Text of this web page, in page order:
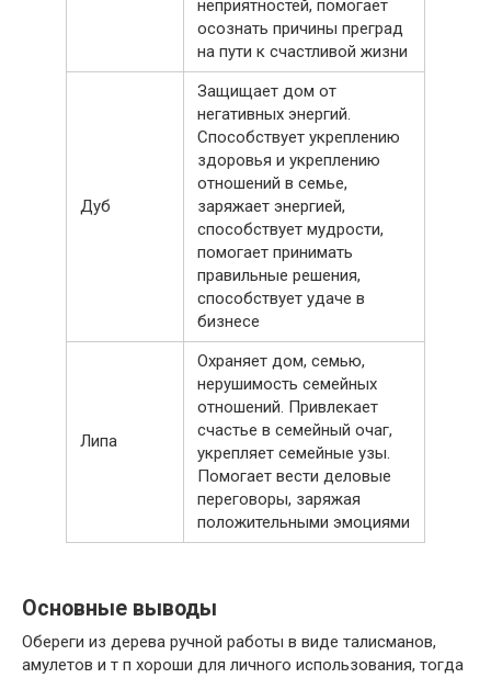
неприятностей, помогает
осознать причины преград
на пути к счастливой жизни
Дуб
Защищает дом от
негативных энергий.
Способствует укреплению
здоровья и укреплению
отношений в семье,
заряжает энергией,
способствует мудрости,
помогает принимать
правильные решения,
способствует удаче в
бизнесе
Липа
Охраняет дом, семью,
нерушимость семейных
отношений. Привлекает
счастье в семейный очаг,
укрепляет семейные узы.
Помогает вести деловые
переговоры, заряжая
положительными эмоциями
Основные выводы
Обереги из дерева ручной работы в виде талисманов,
амулетов и т п хороши для личного использования, тогда